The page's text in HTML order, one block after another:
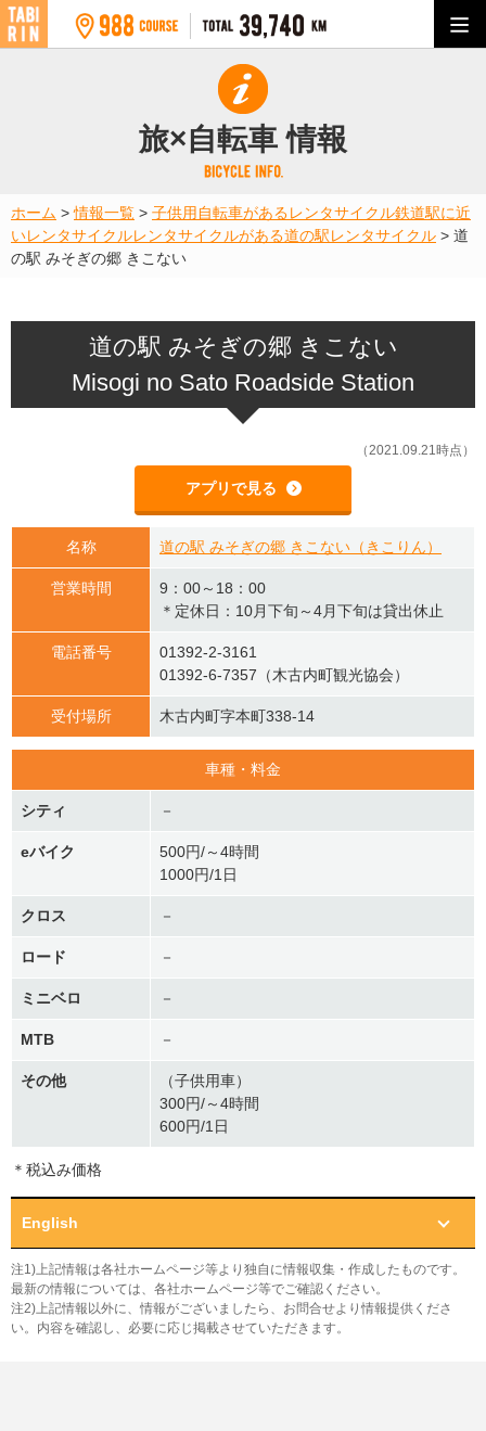
旅×自転車 情報
ホーム >情報一覧 > 子供用自転車があるレンタサイクル鉄道駅に近
いレンタサイクルレンタサイクルがある道の駅レンタサイクル > 道
の駅 みそぎの郷 きこない
道の駅 みそぎの郷 きこない
Misogi no Sato Roadside Station
（2021.09.21時点）
アプリで見る
名称 道の駅 みそぎの郷 きこない（きこりん）
営業時間
9：00～18：00
＊定休日：10月下旬～4月下旬は貸出休止
電話番号
01392-2-3161
01392-6-7357（木古内町観光協会）
受付場所 木古内町字本町338-14
車種・料金
シティ －
eバイク
500円/～4時間
1000円/1日
クロス －
ロード －
ミニベロ －
MTB －
その他
（子供用車）
300円/～4時間
600円/1日
＊税込み価格
English
注1)上記情報は各社ホームページ等より独自に情報収集・作成したものです。
最新の情報については、各社ホームページ等でご確認ください。
注2)上記情報以外に、情報がございましたら、お問合せより情報提供くださ
い。内容を確認し、必要に応じ掲載させていただきます。